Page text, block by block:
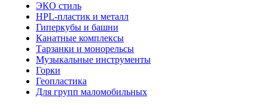
ЭКО стиль
HPL-пластик и металл
Гиперкубы и башни
Канатные комплексы
Тарзанки и монорельсы
Музыкальные инструменты
Горки
Геопластика
Для групп маломобильных